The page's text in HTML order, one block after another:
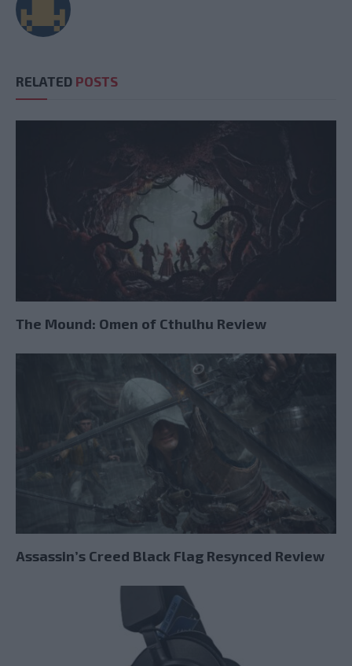
RELATED POSTS
The Mound: Omen of Cthulhu Review
Assassin’s Creed Black Flag Resynced Review